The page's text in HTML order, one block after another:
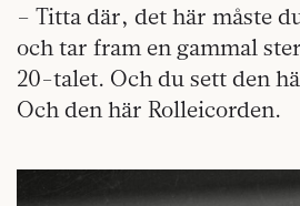
– Titta där, det här måste
och tar fram en gammal
20-talet. Och du sett den
Och den här Rolleicorden.